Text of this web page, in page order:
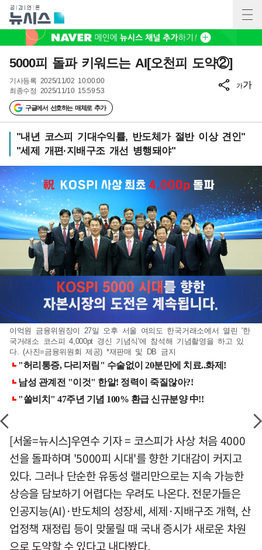
5000피 돌파 키워드는 AI[오천피 도약②]
기사등록 2025/11/02 10:00:00
최종수정 2025/11/10 15:59:53
구글에서 선호하는 매체로 추가
가가
"내년 코스피 기대수익률, 반도체가 절반 이상 견인"
"세제 개편·지배구조 개선 병행돼야"
이억원 금융위원장이 27일 오후 서울 여의도 한국거래소에서 열린 '한
국거래소 코스피 4,000pt 경신 기념식'에 참석해 기념촬영을 하고 있
다. (사진=금융위원회 제공) *재판매 및 DB 금지
[서울=뉴시스]우연수 기자 = 코스피가 사상 처음 4000
선을 돌파하며 '5000피 시대'를 향한 기대감이 커지고
있다. 그러나 단순한 유동성 랠리만으로는 지속 가능한
상승을 담보하기 어렵다는 우려도 나온다. 전문가들은
인공지능(AI)·반도체의 성장세, 세제·지배구조 개혁, 산
업정책 재정립 등이 맞물릴 때 국내 증시가 새로운 차원
으로 도약할 수 있다고 내다봤다.